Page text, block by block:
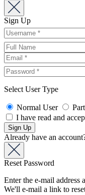
Sign Up
Select User Type
Normal User
I have read and
Already have an
Reset Password
Enter the e-mail address
We'll e-mail a link to